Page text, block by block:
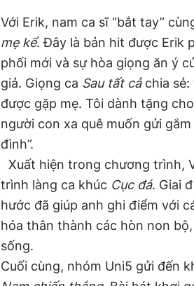
Với Erik, nam ca sĩ “bắt tay”
mẹ kể. Đây là bản hit được Erik
phối mới và sự hòa giọng ăn ý
giả. Giọng ca Sau tất cả chia
được gặp mẹ. Tôi dành tặng
người con xa quê muốn gửi
đình”.
Xuất hiện trong chương trình,
trình làng ca khúc Cục đá. Giai
hước đã giúp anh ghi điểm với
hóa thân thành các hòn non
sống.
Cuối cùng, nhóm Uni5 gửi đến